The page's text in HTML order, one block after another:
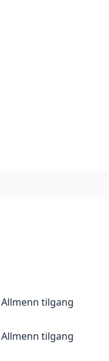
Allmenn tilgang
Allmenn tilgang